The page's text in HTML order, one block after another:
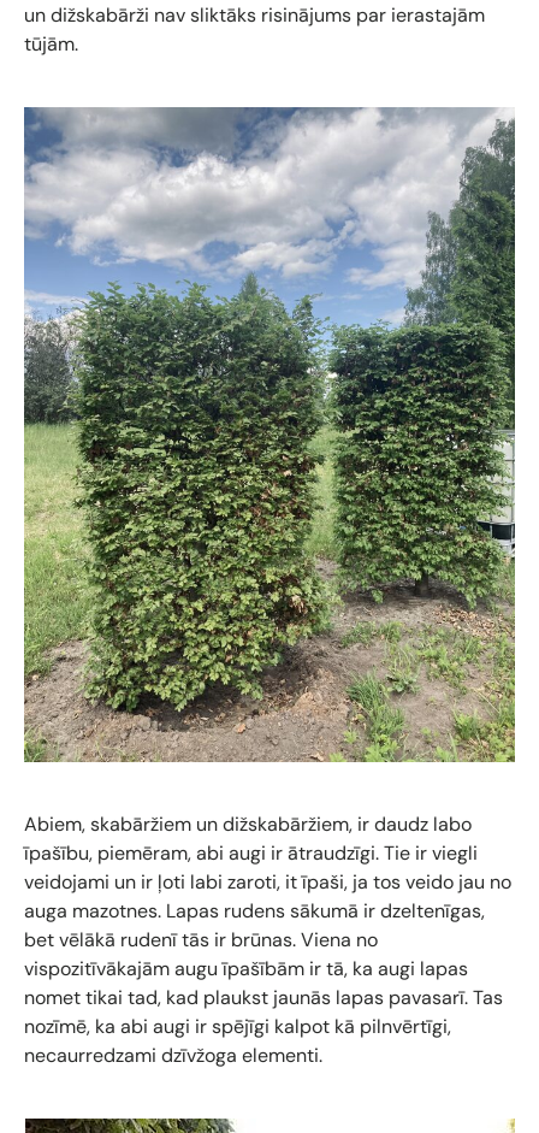
un dižskabārži nav sliktāks risinājums par ierastajām
tūjām.
Abiem, skabāržiem un dižskabāržiem, ir daudz labo
īpašību, piemēram, abi augi ir ātraudzīgi. Tie ir viegli
veidojami un ir ļoti labi zaroti, it īpaši, ja tos veido jau no
auga mazotnes. Lapas rudens sākumā ir dzeltenīgas,
bet vēlākā rudenī tās ir brūnas. Viena no
vispozitīvākajām augu īpašībām ir tā, ka augi lapas
nomet tikai tad, kad plaukst jaunās lapas pavasarī. Tas
nozīmē, ka abi augi ir spējīgi kalpot kā pilnvērtīgi,
necaurredzami dzīvžoga elementi.